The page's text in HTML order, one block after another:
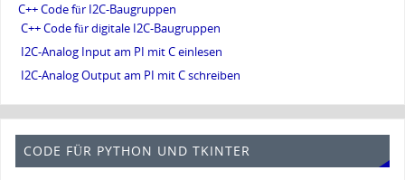
C++ Code für I2C-Baugruppen
C++ Code für digitale I2C-Baugruppen
I2C-Analog Input am PI mit C einlesen
I2C-Analog Output am PI mit C schreiben
CODE FÜR PYTHON UND TKINTER